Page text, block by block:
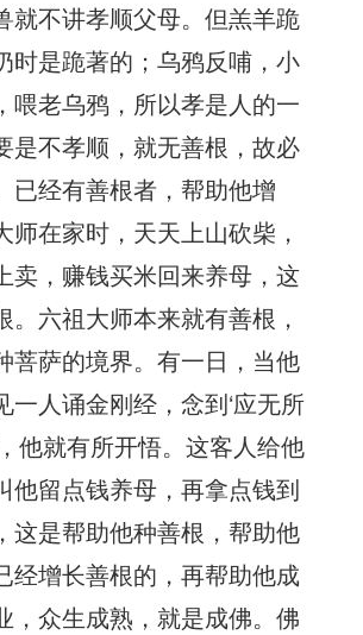
就不讲孝顺父母。但羔羊跪
时是跪著的；乌鸦反哺，小
喂老乌鸦，所以孝是人的一
是不孝顺，就无善根，故必
已经有善根者，帮助他增
师在家时，天天上山砍柴，
卖，赚钱买米回来养母，这
。六祖大师本来就有善根，
菩萨的境界。有一日，当他
一人诵金刚经，念到‘应无所
他就有所开悟。这客人给他
他留点钱养母，再拿点钱到
这是帮助他种善根，帮助他
经增长善根的，再帮助他成
，众生成熟，就是成佛。佛